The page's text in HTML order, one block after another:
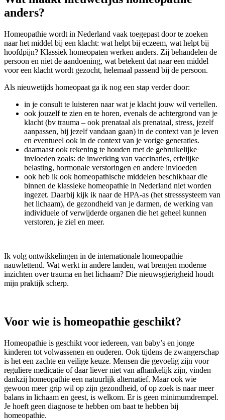
anders?
Homeopathie wordt in Nederland vaak toegepast door te zoeken
naar het middel bij een klacht: wat helpt bij eczeem, wat helpt bij
hoofdpijn? Klassiek homeopaten werken anders. Zij behandelen de
persoon en niet de aandoening, wat betekent dat naar een middel
voor een klacht wordt gezocht, helemaal passend bij de persoon.
Als nieuwetijds homeopaat ga ik nog een stap verder door:
in je consult te luisteren naar wat je klacht jouw wil vertellen.
ook jouzelf te zien en te horen, evenals de achtergrond van je
klacht (bv trauma – ook prenataal als prenataal, stress, jezelf
aanpassen, bij jezelf vandaan gaan) in de context van je leven
en eventueel ook in de context van je vorige generaties.
daarnaast ook rekening te houden met de gebruikelijke
invloeden zoals: de inwerking van vaccinaties, erfelijke
belasting, hormonale verstoringen en andere invloeden
ook heb ik ook homeopathische middelen beschikbaar die
binnen de klassieke homeopathie in Nederland niet worden
ingezet. Daarbij kijk ik naar de HPA-as (het stresssysteem van
het lichaam), de gezondheid van je darmen, de werking van
individuele of verwijderde organen die het geheel kunnen
verstoren, je ziel en meer.
Ik volg ontwikkelingen in de internationale homeopathie
nauwlettend. Wat werkt in andere landen, wat brengen moderne
inzichten over trauma en het lichaam? Die nieuwsgierigheid houdt
mijn praktijk scherp.
Voor wie is homeopathie geschikt?
Homeopathie is geschikt voor iedereen, van baby’s en jonge
kinderen tot volwassenen en ouderen. Ook tijdens de zwangerschap
is het een zachte en veilige keuze. Mensen die gevoelig zijn voor
reguliere medicatie of daar liever niet van afhankelijk zijn, vinden
dankzij homeopathie een natuurlijk alternatief. Maar ook wie
gewoon meer grip wil op zijn gezondheid, of op zoek is naar meer
balans in lichaam en geest, is welkom. Er is geen minimumdrempel.
Je hoeft geen diagnose te hebben om baat te hebben bij
homeopathie.